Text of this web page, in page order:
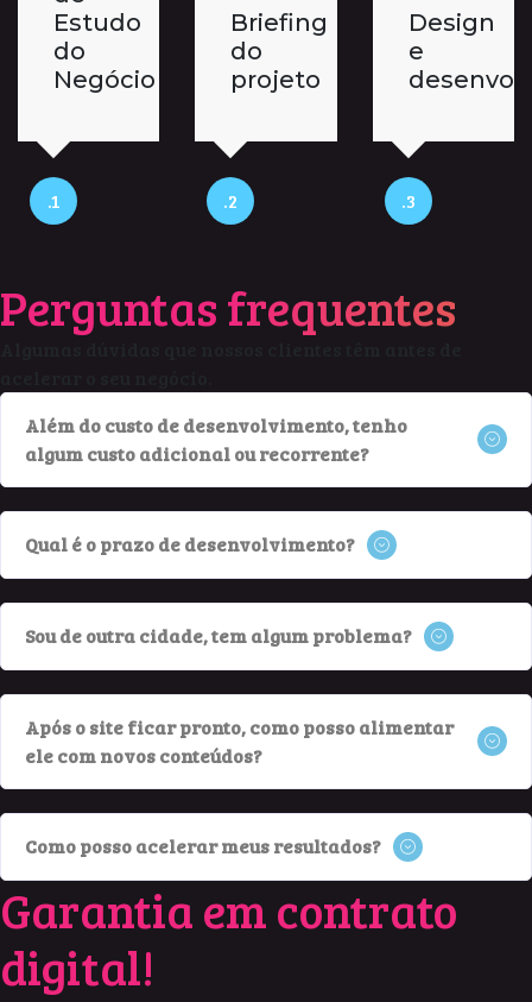
Estudo
do
Negócio
Briefing
do
projeto
Design
e
.1 .2 .3
Perguntasfrequentes
Além do custo de desenvolvimento, tenho
algum custo adicional ou recorrente?
Qual é o prazo de desenvolvimento?
Sou de outra cidade, tem algum problema?
Após o site ficar pronto, como posso alimentar
ele com novos conteúdos?
Como posso acelerar meus resultados?
Garantia em contrato
digital!